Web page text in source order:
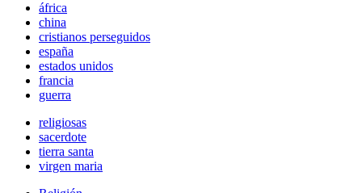
áfrica
china
cristianos perseguidos
españa
estados unidos
francia
guerra
religiosas
sacerdote
tierra santa
virgen maria